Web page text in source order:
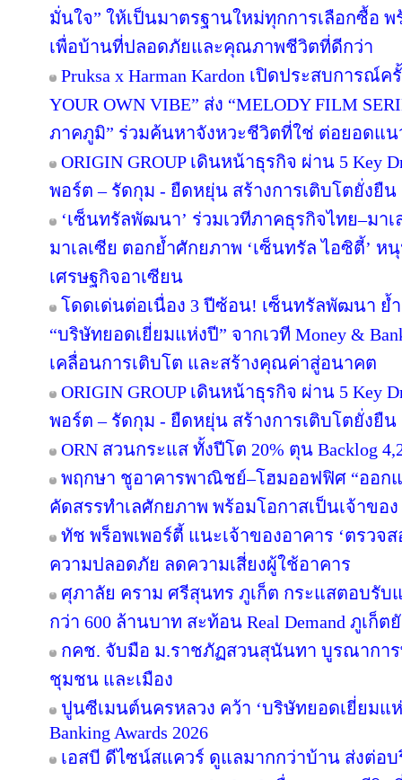
มั่นใจ” ให้เป็นมาตรฐานใหม่ทุกการเลือกซื้อ
เพื่อบ้านที่ปลอดภัยและคุณภาพชีวิตที่ดีกว่า
Pruksa x Harman Kardon เปิดประสบการณ์
YOUR OWN VIBE” ส่ง “MELODY FILM
ภาคภูมิ” ร่วมค้นหาจังหวะชีวิตที่ใช่ ต่อยอดแน
ORIGIN GROUP เดินหน้าธุรกิจ ผ่าน 5 Key
พอร์ต – รัดกุม - ยืดหยุ่น สร้างการเติบโตยั่งยื
‘เซ็นทรัลพัฒนา’ ร่วมเวทีภาคธุรกิจไทย–มา
มาเลเซีย ตอกย้ำศักยภาพ ‘เซ็นทรัล ไอซิตี้’
เศรษฐกิจอาเซียน
โดดเด่นต่อเนื่อง 3 ปีซ้อน! เซ็นทรัลพัฒนา ย้ำ
“บริษัทยอดเยี่ยมแห่งปี” จากเวที Money &
เคลื่อนการเติบโต และสร้างคุณค่าสู่อนาคต
ORIGIN GROUP เดินหน้าธุรกิจ ผ่าน 5 Key
พอร์ต – รัดกุม - ยืดหยุ่น สร้างการเติบโตยั่งยื
ORN สวนกระแส ทั้งปีโต 20% ตุน Backlog
พฤกษา ชูอาคารพาณิชย์–โฮมออฟฟิศ “ออก
คัดสรรทำเลศักยภาพ พร้อมโอกาสเป็นเจ้าของ
ทัช พร็อพเพอร์ตี้ แนะเจ้าของอาคาร ‘ตรวจ
ความปลอดภัย ลดความเสี่ยงผู้ใช้อาคาร
ศุภาลัย คราม ศรีสุนทร ภูเก็ต กระแสตอบรับ
กว่า 600 ล้านบาท สะท้อน Real Demand ภูเก็ต
กคช. จับมือ ม.ราชภัฏสวนสุนันทา บูรณากา
ชุมชน และเมือง
ปูนซีเมนต์นครหลวง คว้า ‘บริษัทยอดเยี่ยมแห่
Banking Awards 2026
เอสบี ดีไซน์สแควร์ ดูแลมากกว่าบ้าน ส่งต่อ